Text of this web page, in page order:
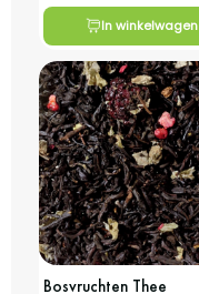
In winkelwagen
Bosvruchten Thee